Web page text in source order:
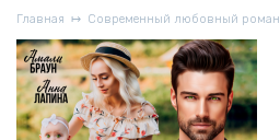
Главная Современный любовный роман